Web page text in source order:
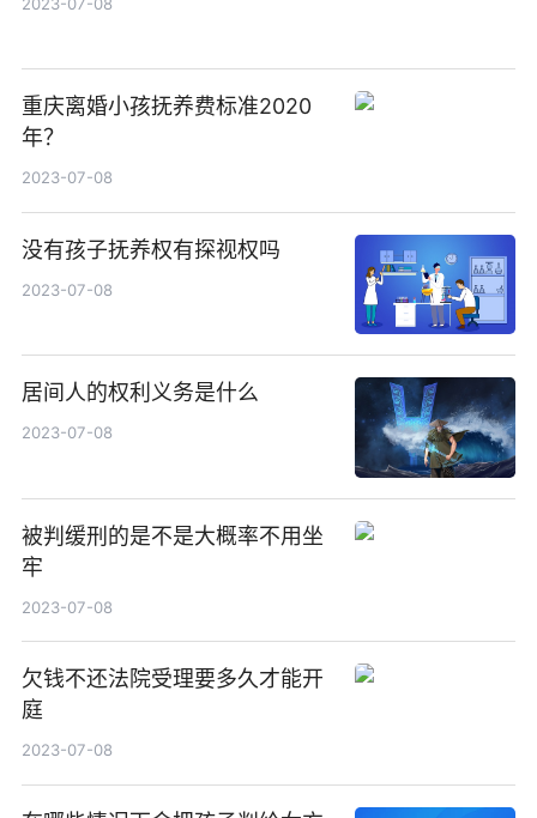
重庆离婚小孩抚养费标准2020
年？
2023-07-08
没有孩子抚养权有探视权吗
2023-07-08
居间人的权利义务是什么
2023-07-08
被判缓刑的是不是大概率不用坐
牢
2023-07-08
欠钱不还法院受理要多久才能开
庭
2023-07-08